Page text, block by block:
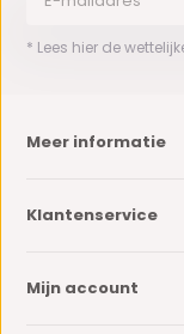
* Lees hier de
Meer informatie
Klantenservice
Mijn account